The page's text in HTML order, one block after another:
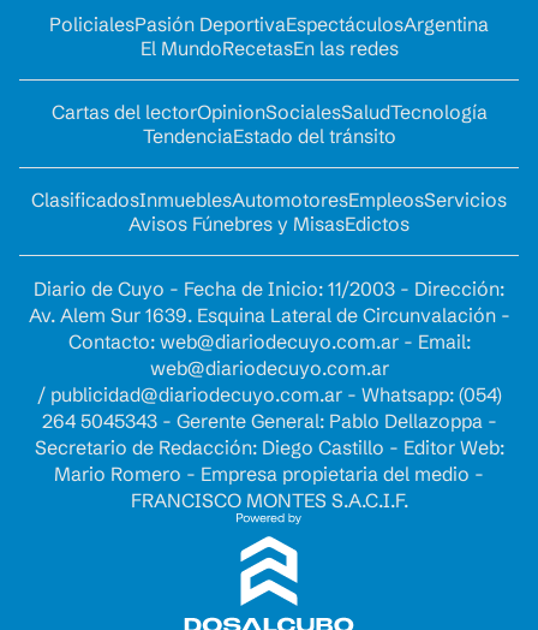
PolicialesPasión DeportivaEspectáculosArgentina
El MundoRecetasEn las redes
Cartas del lectorOpinionSocialesSaludTecnología
TendenciaEstado del tránsito
ClasificadosInmueblesAutomotoresEmpleosServicios
Avisos Fúnebres y MisasEdictos
Diario de Cuyo - Fecha de Inicio: 11/2003 - Dirección:
Av. Alem Sur 1639. Esquina Lateral de Circunvalación -
Contacto: web@diariodecuyo.com.ar- Email:
web@diariodecuyo.com.ar
/ publicidad@diariodecuyo.com.ar- Whatsapp: (054)
264 5045343 - Gerente General: Pablo Dellazoppa -
Secretario de Redacción: Diego Castillo - Editor Web:
Mario Romero - Empresa propietaria del medio -
FRANCISCO MONTES S.A.C.I.F.